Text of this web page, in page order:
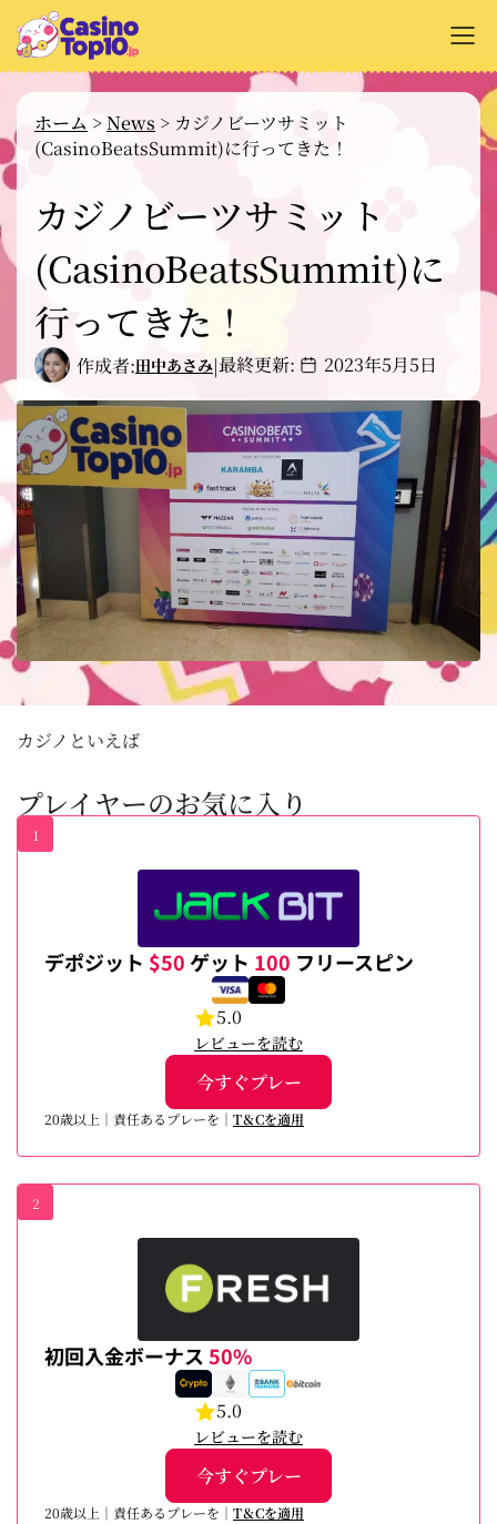
カジノサイトのレビュー
支払い方法
カジノゲーム解説
無料ゲーム
ホーム >News > カジノビーツサミット
(CasinoBeatsSummit)に行ってきた！
カジノビーツサミット
(CasinoBeatsSummit)に
行ってきた！
作成者:田中あさみ|最終更新: 2023年5月5日
カジノといえば
プレイヤーのお気に入り
1
デポジット $50ゲット 100 フリースピン
5.0
レビューを読む
今すぐプレー
20歳以上｜責任あるプレーを｜ T＆Cを適用
2
初回入金ボーナス50%
5.0
レビューを読む
今すぐプレー
20歳以上｜責任あるプレーを｜ T＆Cを適用